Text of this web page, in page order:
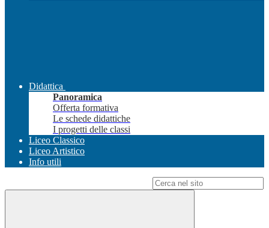
Didattica
Panoramica
Offerta formativa
Le schede didattiche
I progetti delle classi
Liceo Classico
Liceo Artistico
Info utili